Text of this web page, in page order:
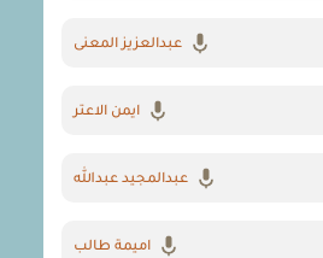
عبدالعزيز المعنى
ايمن الاعتر
عبدالمجيد عبدالله
اميمة طالب